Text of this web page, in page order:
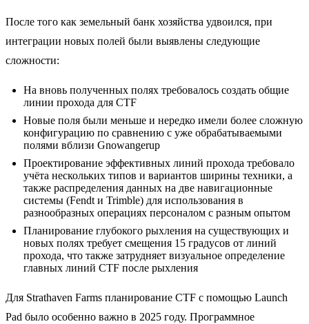
После того как земельный банк хозяйства удвоился, при
интеграции новых полей были выявлены следующие
сложности:
На вновь полученных полях требовалось создать общие
линии прохода для CTF
Новые поля были меньше и нередко имели более сложную
конфигурацию по сравнению с уже обрабатываемыми
полями вблизи Gnowangerup
Проектирование эффективных линий прохода требовало
учёта нескольких типов и вариантов ширины техники, а
также распределения данных на две навигационные
системы (Fendt и Trimble) для использования в
разнообразных операциях персоналом с разным опытом
Планирование глубокого рыхления на существующих и
новых полях требует смещения 15 градусов от линий
прохода, что также затрудняет визуальное определение
главных линий CTF после рыхления
Для Strathaven Farms планирование CTF с помощью Launch
Pad было особенно важно в 2025 году. Программное